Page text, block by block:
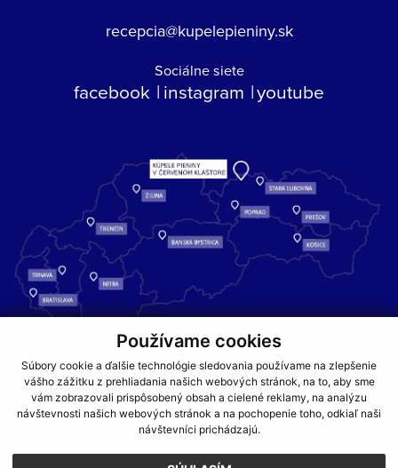
Používame cookies
Súbory cookie a ďalšie technológie sledovania používame na zlepšenie
vášho zážitku z prehliadania našich webových stránok, na to, aby sme
vám zobrazovali prispôsobený obsah a cielené reklamy, na analýzu
návštevnosti našich webových stránok a na pochopenie toho, odkiaľ naši
návštevníci prichádzajú.
recepcia@kupelepieniny.sk
Sociálne siete
facebook instagram youtube
Kúpele Pieniny – miesto, kde sa príroda stretáva s liečivou silou
vody a oddychom pre telo aj dušu.
GDPR COOKIES PARTNERI
JEDÁLNY LÍSTOK
CENNÍKY